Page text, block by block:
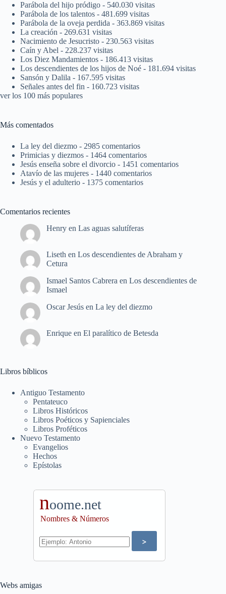
Parábola del hijo pródigo - 540.030 visitas
Parábola de los talentos - 481.699 visitas
Parábola de la oveja perdida - 363.869 visitas
La creación - 269.631 visitas
Nacimiento de Jesucristo - 230.563 visitas
Caín y Abel - 228.237 visitas
Los Diez Mandamientos - 186.413 visitas
Los descendientes de los hijos de Noé - 181.694 visitas
Sansón y Dalila - 167.595 visitas
Señales antes del fin - 160.723 visitas
ver los 100 más populares
Más comentados
La ley del diezmo - 2985 comentarios
Primicias y diezmos - 1464 comentarios
Jesús enseña sobre el divorcio - 1451 comentarios
Atavío de las mujeres - 1440 comentarios
Jesús y el adulterio - 1375 comentarios
Comentarios recientes
Henry en Las aguas salutíferas
Liseth en Los descendientes de Abraham y
Cetura
Ismael Santos Cabrera en Los descendientes de
Ismael
Oscar Jesús en La ley del diezmo
Enrique en El paralítico de Betesda
Libros bíblicos
Antiguo Testamento
Pentateuco
Libros Históricos
Libros Poéticos y Sapienciales
Libros Proféticos
Nuevo Testamento
Evangelios
Hechos
Epístolas
noome.net
Nombres & Números
Webs amigas